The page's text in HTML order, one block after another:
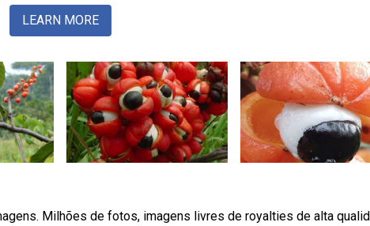
LEARN MORE
Milhões de fotos, imagens livres de royalties de alta